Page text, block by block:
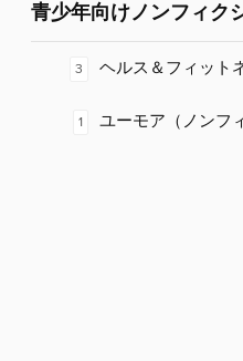
青少年向けノンフィク
3 ヘルス＆フィット
1 ユーモア（ノンフ